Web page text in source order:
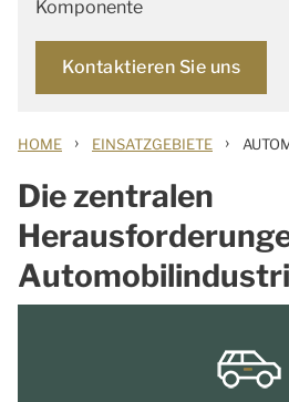
Komponente
Kontaktieren Sie uns
HOME › EINSATZGEBIETE ›
Die zentralen